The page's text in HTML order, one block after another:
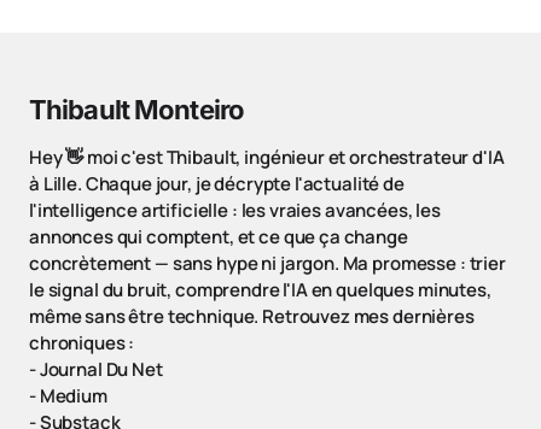
Thibault Monteiro
Hey 👋 moi c'est Thibault, ingénieur et orchestrateur d'IA
à Lille. Chaque jour, je décrypte l'actualité de
l'intelligence artificielle : les vraies avancées, les
annonces qui comptent, et ce que ça change
concrètement — sans hype ni jargon. Ma promesse : trier
le signal du bruit, comprendre l'IA en quelques minutes,
même sans être technique. Retrouvez mes dernières
chroniques :
-Journal Du Net
-Medium
-Substack